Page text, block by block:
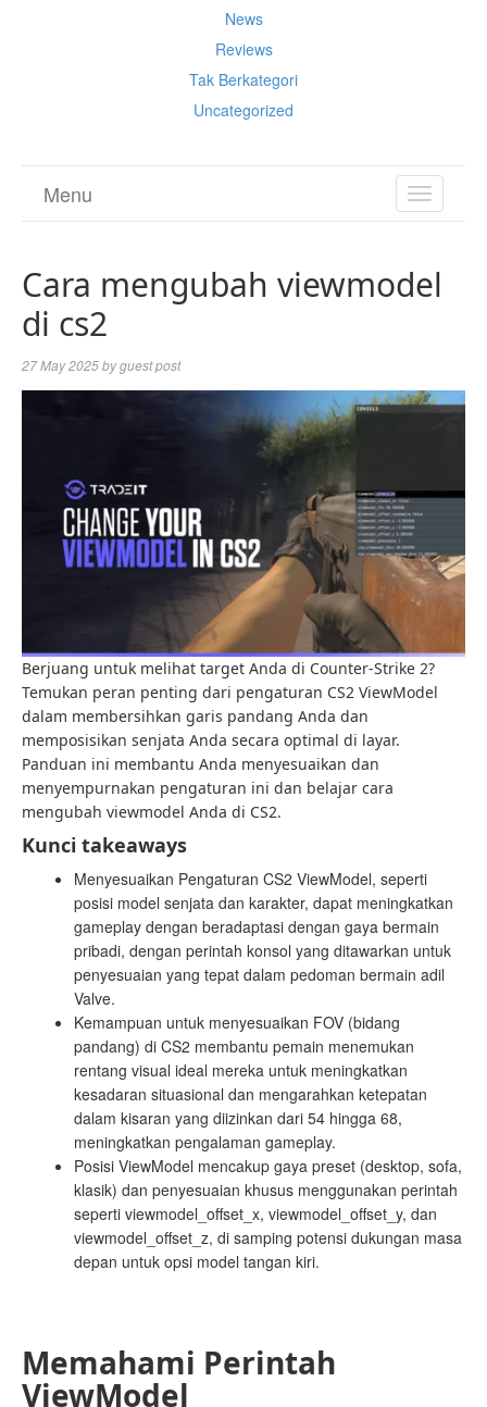
News
Reviews
Tak Berkategori
Uncategorized
TOGGLE
Menu
Cara mengubah viewmodel
di cs2
27 May 2025byguest post
Berjuang untuk melihat target Anda di Counter-Strike 2?
Temukan peran penting dari pengaturan CS2 ViewModel
dalam membersihkan garis pandang Anda dan
memposisikan senjata Anda secara optimal di layar.
Panduan ini membantu Anda menyesuaikan dan
menyempurnakan pengaturan ini dan belajar cara
mengubah viewmodel Anda di CS2.
Kunci takeaways
Menyesuaikan Pengaturan CS2 ViewModel, seperti
posisi model senjata dan karakter, dapat meningkatkan
gameplay dengan beradaptasi dengan gaya bermain
pribadi, dengan perintah konsol yang ditawarkan untuk
penyesuaian yang tepat dalam pedoman bermain adil
Valve.
Kemampuan untuk menyesuaikan FOV (bidang
pandang) di CS2 membantu pemain menemukan
rentang visual ideal mereka untuk meningkatkan
kesadaran situasional dan mengarahkan ketepatan
dalam kisaran yang diizinkan dari 54 hingga 68,
meningkatkan pengalaman gameplay.
Posisi ViewModel mencakup gaya preset (desktop, sofa,
klasik) dan penyesuaian khusus menggunakan perintah
seperti viewmodel_offset_x, viewmodel_offset_y, dan
viewmodel_offset_z, di samping potensi dukungan masa
depan untuk opsi model tangan kiri.
Memahami Perintah
ViewModel